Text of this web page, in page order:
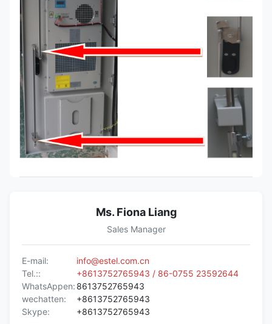
Ms. Fiona Liang
Sales Manager
E-mail:
info@estel.com.cn
Tel.::
+8613752765943 / 86-0755 23592644
WhatsAppen: 8613752765943
wechatten:
+8613752765943
Skype:
+8613752765943